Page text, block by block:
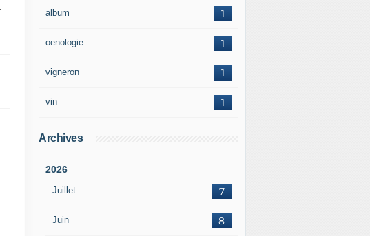
1
album
1
oenologie
1
vigneron
1
vin
Archives
2026
Juillet 7
Juin 8